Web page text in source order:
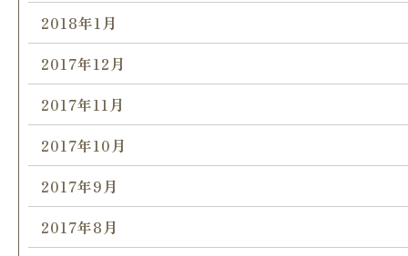
2018年1月
2017年12月
2017年11月
2017年10月
2017年9月
2017年8月